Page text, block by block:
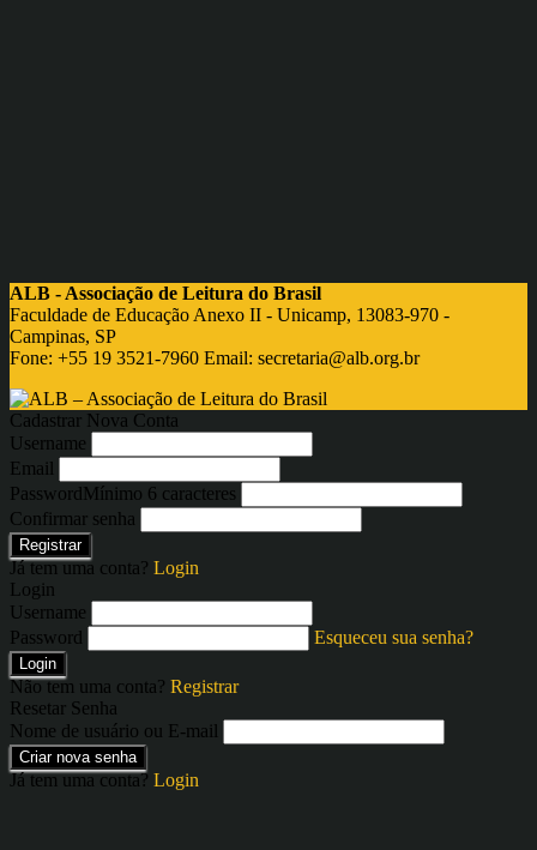
ALB - Associação de Leitura do Brasil
Faculdade de Educação Anexo II - Unicamp, 13083-970 -
Campinas, SP
Fone: +55 19 3521-7960 Email: secretaria@alb.org.br
Cadastrar Nova Conta
Username
Email
PasswordMínimo 6 caracteres
Confirmar senha
Registrar
Já tem uma conta? Login
Login
Username
Password
Esqueceu sua senha?
Login
Não tem uma conta? Registrar
Resetar Senha
Nome de usuário ou E-mail
Criar nova senha
Já tem uma conta? Login